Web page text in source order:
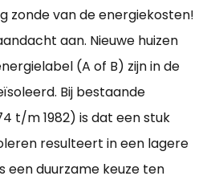
zonde van de energiekosten!
aan. Nieuwe huizen
(A of B) zijn in de
Bij bestaande
t/m 1982) is dat een stuk
resulteert in een lagere
een duurzame keuze ten